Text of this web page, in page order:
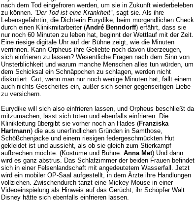
nach dem Tod eingefroren werden, um sie in Zukunft wiederbeleben
zu können. “Der Tod ist eine Krankheit“, sagt sie. Als ihre
Lebensgefährtin, die Dichterin Eurydike, beim morgendlichen Check
durch einen Klinikmitarbeiter (André Benndorff) erfährt, dass sie
nur noch 60 Minuten zu leben hat, beginnt der Wettlauf mit der Zeit.
Eine riesige digitale Uhr auf der Bühne zeigt, wie die Minuten
verrinnen. Kann Orpheus ihre Geliebte noch davon überzeugen,
sich einfrieren zu lassen? Wesentliche Fragen nach dem Sinn von
Unsterblichkeit und warum manche Menschen alles tun würden, um
dem Schicksal ein Schnäppchen zu schlagen, werden nicht
diskutiert. Gut, wenn man nur noch wenige Minuten hat, fällt einem
auch nichts Gescheites ein, außer sich seiner gegenseitigen Liebe
zu versichern.
Eurydike will sich also einfrieren lassen, und Orpheus beschließt da
mitzumachen, lässt sich töten und ebenfalls einfrieren. Die
Klinikleitung übergibt sie vorher noch an Hades (Franziska
Hartmann) die aus unerfindlichen Gründen in Samthose,
Schößchenjacke und einem riesigen federgeschmückten Hut
gekleidet ist und aussieht, als ob sie gleich zum Stierkampf
aufbrechen möchte. (Kostüme und Bühne: Anna Met) Und dann
wird es ganz abstrus. Das Schlafzimmer der beiden Frauen befindet
sich in einer Felsenlandschaft mit angedeutetem Wasserfall. Jetzt
wird ein mobiler OP-Saal aufgestellt, in dem Ärzte ihre Handlungen
vollziehen. Zwischendurch tanzt eine Mickey Mouse in einer
Videoeinspielung als Hinweis auf das Gerücht, ihr Schöpfer Walt
Disney hätte sich ebenfalls einfrieren lassen.